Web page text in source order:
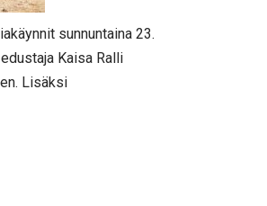
sunnuntaina 23.
Kaisa Ralli
Lisäksi